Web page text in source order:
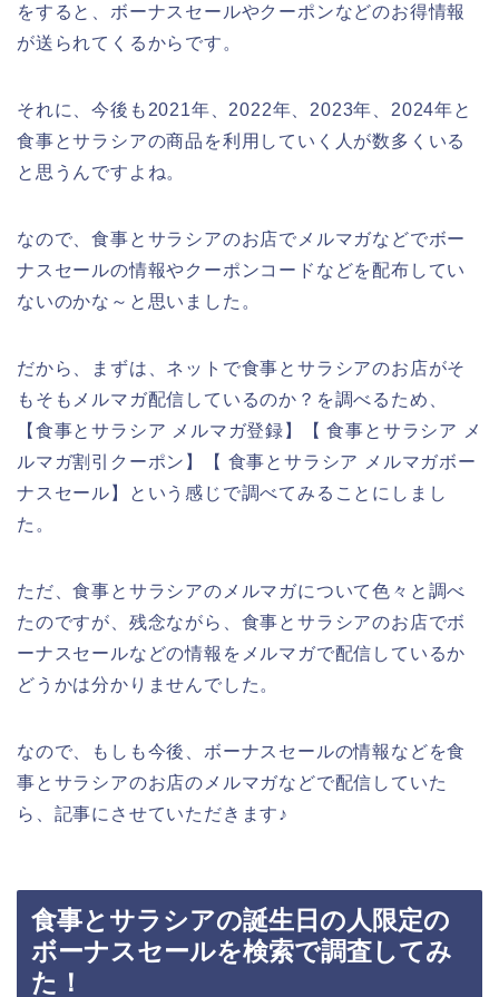
をすると、ボーナスセールやクーポンなどのお得情報
が送られてくるからです。
それに、今後も2021年、2022年、2023年、2024年と
食事とサラシアの商品を利用していく人が数多くいる
と思うんですよね。
なので、食事とサラシアのお店でメルマガなどでボー
ナスセールの情報やクーポンコードなどを配布してい
ないのかな～と思いました。
だから、まずは、ネットで食事とサラシアのお店がそ
もそもメルマガ配信しているのか？を調べるため、
【食事とサラシア メルマガ登録】【 食事とサラシア メ
ルマガ割引クーポン】【 食事とサラシア メルマガボー
ナスセール】という感じで調べてみることにしまし
た。
ただ、食事とサラシアのメルマガについて色々と調べ
たのですが、残念ながら、食事とサラシアのお店でボ
ーナスセールなどの情報をメルマガで配信しているか
どうかは分かりませんでした。
なので、もしも今後、ボーナスセールの情報などを食
事とサラシアのお店のメルマガなどで配信していた
ら、記事にさせていただきます♪
食事とサラシアの誕生日の人限定の
ボーナスセールを検索で調査してみ
た！